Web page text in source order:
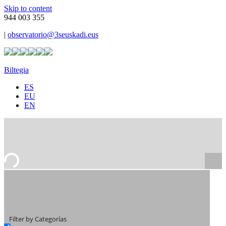
Skip to content
944 003 355
| observatorio@3seuskadi.eus
Biltegia
ES
EU
EN
Filter by Categorías